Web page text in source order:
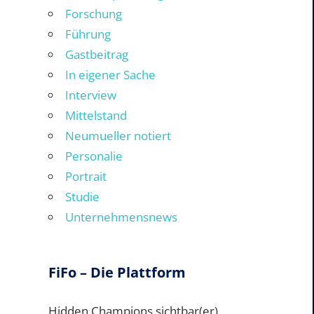
Forschung
Führung
Gastbeitrag
In eigener Sache
Interview
Mittelstand
Neumueller notiert
Personalie
Portrait
Studie
Unternehmensnews
FiFo – Die Plattform
Hidden Champions sichtbar(er)